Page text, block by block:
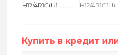
Купить в кредит